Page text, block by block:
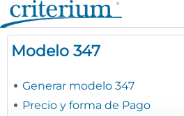
Pasar
al
contenido
principal
Modelo 347
Generar modelo 347
Precio y forma de Pago